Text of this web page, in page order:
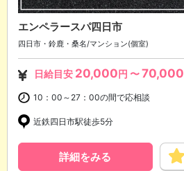
エンペラースパ四日市
四日市・鈴鹿・桑名/マンション(個室)
日給目安 20,000円 〜70,000
10：00～27：00の間で応相談
近鉄四日市駅徒歩5分
詳細をみる